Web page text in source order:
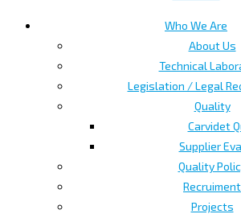
Who We Are
About Us
Technical
Legislation / Legal
Quality
Carvidet
Supplier
Quality
Recruiment
Projects